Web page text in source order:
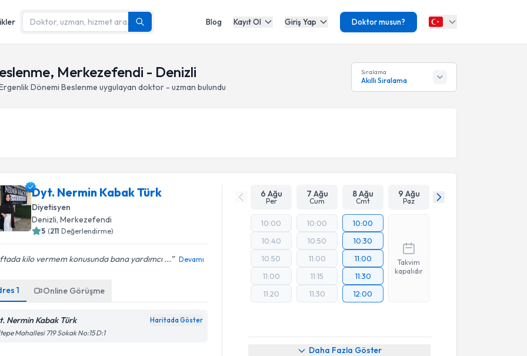
Blog Kayıt Ol Giriş Yap Doktor musun?
Merkezefendi - Denizli
Dönemi Beslenme uygulayan doktor - uzman bulundu
Sıralama
Akıllı Sıralama
Dyt. Nermin Kabak Türk
Diyetisyen
Denizli, Merkezefendi
5 (211 Değerlendirme)
kilo vermem konusunda bana yardımcı ... Devamı
1 Online Görüşme
Nermin Kabak Türk Haritada Göster
Mahallesi 719 Sokak No:15 D:1
6 Ağu
Per
7 Ağu
Cum
8 Ağu
Cmt
9 Ağu
Paz
10:00
10:40
10:50
11:00
11:20
10:00
10:50
11:00
11:15
11:30
10:00
10:30
11:00
11:30
12:00
Takvim
kapalıdır
Daha Fazla Göster